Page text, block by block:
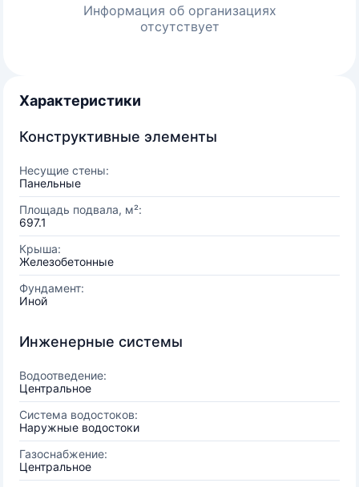
Информация об организациях
отсутствует
Характеристики
Конструктивные элементы
Несущие стены:
Панельные
Площадь подвала, м²:
697.1
Крыша:
Железобетонные
Фундамент:
Иной
Инженерные системы
Водоотведение:
Центральное
Система водостоков:
Наружные водостоки
Газоснабжение:
Центральное